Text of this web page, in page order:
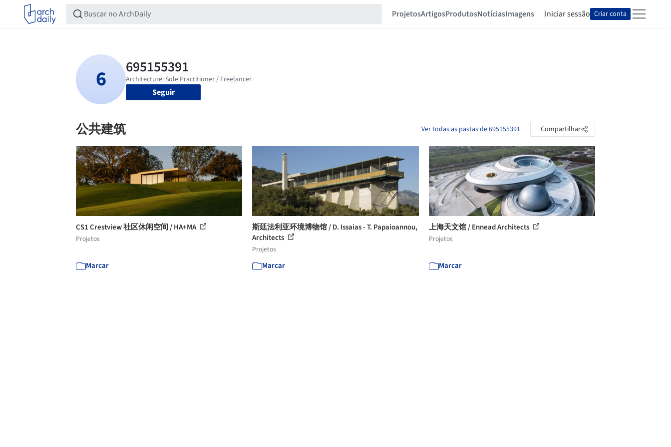
ProjetosArtigosProdutosNotíciasImagens Iniciar sessão Criar conta
Seguir
公共建筑 Ver todas as pastas de 695155391 Compartilhar
CS1 Crestview 社区休闲空间 / HA+MA
Projetos
Marcar
斯廷法利亚环境博物馆 / D. Issaias - T. Papaioannou,
Architects
Projetos
Marcar
上海天文馆 / Ennead Architects
Projetos
Marcar